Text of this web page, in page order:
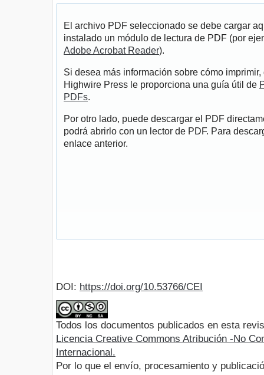
El archivo PDF seleccionado se debe cargar
instalado un módulo de lectura de PDF (por
Adobe Acrobat Reader).
Si desea más información sobre cómo
Highwire Press le proporciona una guía útil de
PDFs.
Por otro lado, puede descargar el PDF
podrá abrirlo con un lector de PDF. Para
enlace anterior.
DOI: https://doi.org/10.53766/CEI
Todos los documentos publicados en esta
Licencia Creative Commons Atribución -No
Internacional.
Por lo que el envío, procesamiento y